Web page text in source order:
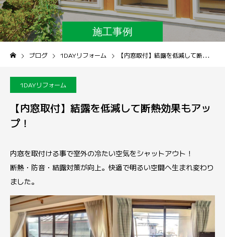
施工事例
ブログ 1DAYリフォーム 【内窓取付】結露を低減して断熱効果もアップ！
1DAYリフォーム
【内窓取付】結露を低減して断熱効果もアッ
プ！
内窓を取付ける事で室外の冷たい空気をシャットアウト！
断熱・防音・結露対策が向上。快適で明るい空間へ生まれ変わり
ました。